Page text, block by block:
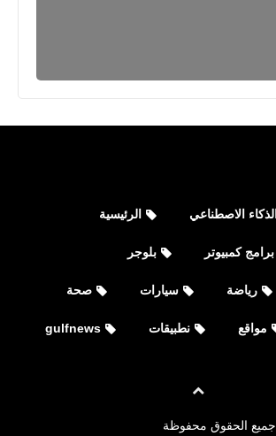
الذكاء الاصطناعي الرئيسية
برامج كمبيوتر بلوجر
رياضة سيارات صحة
مواقع نطبيقات gulfnews
جميع الحقوق محفوظة